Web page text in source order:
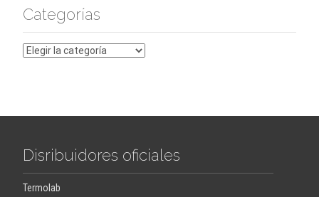
Categorías
Categorías
Disribuidores oficiales
Termolab